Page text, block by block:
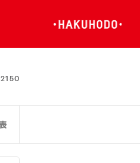
2150